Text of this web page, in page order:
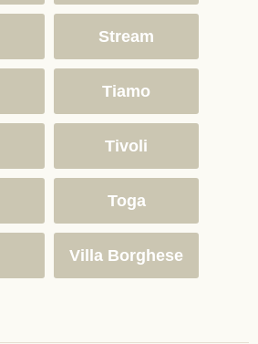
Stream
Tiamo
Tivoli
Toga
Villa Borghese